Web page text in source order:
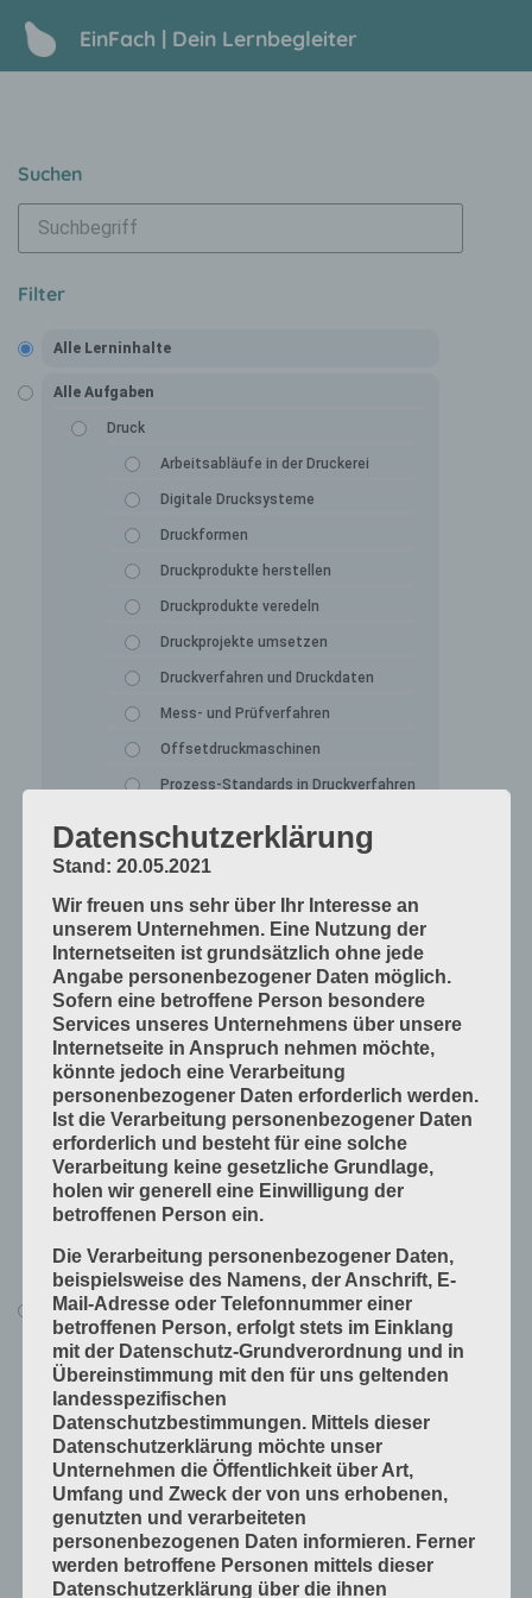
EinFach | Dein Lernbegleiter
Suchen
Filter
Alle Lerninhalte
Alle Aufgaben
Druck
Arbeitsabläufe in der Druckerei
Digitale Drucksysteme
Druckformen
Druckprodukte herstellen
Druckprodukte veredeln
Druckprojekte umsetzen
Druckverfahren und Druckdaten
Mess- und Prüfverfahren
Offsetdruckmaschinen
Prozess-Standards in Druckverfahren
Druckverarbeitung
Arbeitsabläufe im Betrieb
Bogen falzen
Bogen schneiden
Einbandmaterialien
Papier, Karton, Pappe, Kunststoffe
Produkte fügen
Produkte handwerklich herstellen
Produkte industriell herstellen
Technische Grundlagen
Verfahrenstechniken
Vorprodukte und Produktdaten
Alle Lerninhalte
Druck
Arbeitsabläufe in der Druckerei
Digitale Drucksysteme
Druckformen
Druckprodukte herstellen
Druckprodukte veredeln
Druckprojekte umsetzen
Datenschutzerklärung
Stand: 20.05.2021
Wir freuen uns sehr über Ihr Interesse an
unserem Unternehmen. Eine Nutzung der
Internetseiten ist grundsätzlich ohne jede
Angabe personenbezogener Daten möglich.
Sofern eine betroffene Person besondere
Services unseres Unternehmens über unsere
Internetseite in Anspruch nehmen möchte,
könnte jedoch eine Verarbeitung
personenbezogener Daten erforderlich werden.
Ist die Verarbeitung personenbezogener Daten
erforderlich und besteht für eine solche
Verarbeitung keine gesetzliche Grundlage,
holen wir generell eine Einwilligung der
betroffenen Person ein.
Die Verarbeitung personenbezogener Daten,
beispielsweise des Namens, der Anschrift, E-
Mail-Adresse oder Telefonnummer einer
betroffenen Person, erfolgt stets im Einklang
mit der Datenschutz-Grundverordnung und in
Übereinstimmung mit den für uns geltenden
landesspezifischen
Datenschutzbestimmungen. Mittels dieser
Datenschutzerklärung möchte unser
Unternehmen die Öffentlichkeit über Art,
Umfang und Zweck der von uns erhobenen,
genutzten und verarbeiteten
personenbezogenen Daten informieren. Ferner
werden betroffene Personen mittels dieser
Datenschutzerklärung über die ihnen